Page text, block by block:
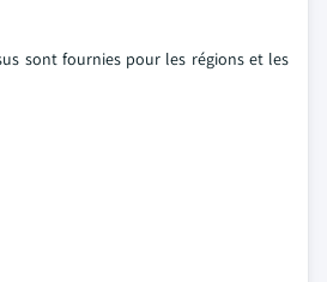
sont fournies pour les régions et les